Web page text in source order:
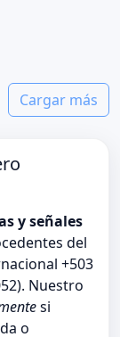
Cargar más
y señales
del
+503
Nuestro
si
o